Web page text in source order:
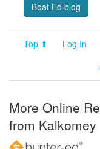
Boat Ed blog
Top ⬆ Log In
More Online
from Kalkomey